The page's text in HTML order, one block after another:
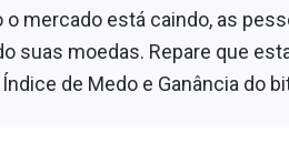
o mercado está caindo, as
suas moedas. Repare que
de Medo e Ganância do